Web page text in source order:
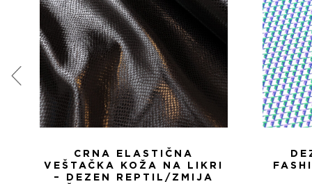
CRNA ELASTIČNA
VEŠTAČKA KOŽA NA LIKRI
– DEZEN REPTIL/ZMIJA